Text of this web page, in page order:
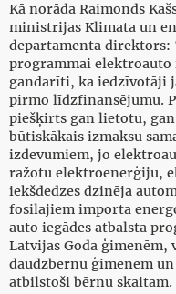
Kā norāda Raimonds
ministrijas Klimata un
departamenta direktors:
programmai elektroauto
gandarīti, ka iedzīvotāji
pirmo līdzfinansējumu.
piešķirts gan lietotu,
būtiskākais izmaksu
izdevumiem, jo
ražotu elektroenerģiju,
iekšdedzes dzinēja
fosilajiem importa
auto iegādes atbalsta
Latvijas Goda
daudzbērnu ģimenēm
atbilstoši bērnu skaitam.